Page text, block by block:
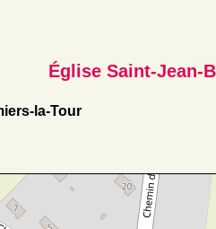
Église Saint-Jean-
la-Tour